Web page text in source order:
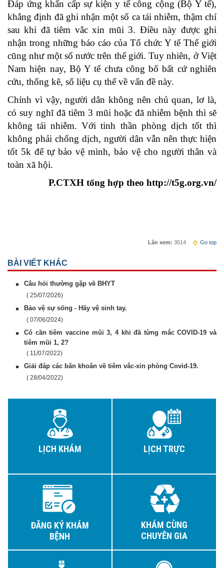
Đáp ứng khẩn cấp sự kiện y tế công cộng (Bộ Y tế),
khẳng định đã ghi nhận một số ca tái nhiễm, thậm chí
sau khi đã tiêm vắc xin mũi 3. Điều này được ghi
nhận trong những báo cáo của Tổ chức Y tế Thế giới
cũng như một số nước trên thế giới. Tuy nhiên, ở Việt
Nam hiện nay, Bộ Y tế chưa công bố bất cứ nghiên
cứu, thống kê, số liệu cụ thể về vấn đề này.
Chính vì vậy, người dân không nên chủ quan, lơ là,
có suy nghĩ đã tiêm 3 mũi hoặc đã nhiễm bệnh thì sẽ
không tái nhiễm. Với tinh thần phòng dịch tốt thì
không phải chống dịch, người dân vẫn nên thực hiện
tốt 5k để tự bảo vệ mình, bảo vệ cho người thân và
toàn xã hội.
P.CTXH tổng hợp theo http://t5g.org.vn/
Lần xem: 3514 Go top
BÀI VIẾT KHÁC
Câu hỏi thường gặp về BHYT
( 25/07/2026)
Bảo vệ sự sống - Hãy vệ sinh tay.
( 07/06/2024)
Có cần tiêm vaccine mũi 3, 4 khi đã từng mắc COVID-19 và
tiêm mũi 1, 2?
( 11/07/2022)
Giải đáp các băn khoăn về tiêm vắc-xin phòng Covid-19.
( 28/04/2022)
LỊCH KHÁM LỊCH TRỰC
ĐĂNG KÝ KHÁM
BỆNH
KHÁM CÙNG
CHUYÊN GIA